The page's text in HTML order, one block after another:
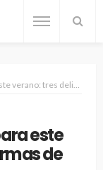
formas de prepararlo
este
de